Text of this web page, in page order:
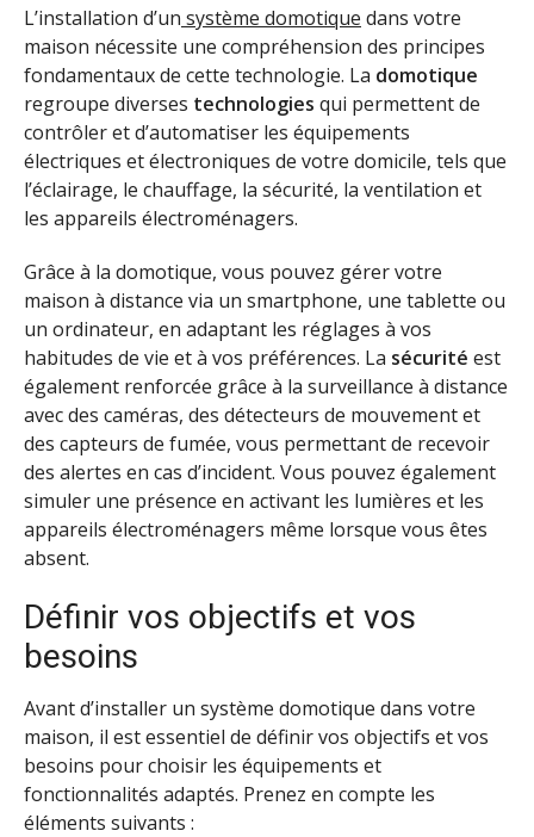
L’installation d’un système domotique dans votre
maison nécessite une compréhension des principes
fondamentaux de cette technologie. La domotique
regroupe diverses technologies qui permettent de
contrôler et d’automatiser les équipements
électriques et électroniques de votre domicile, tels que
l’éclairage, le chauffage, la sécurité, la ventilation et
les appareils électroménagers.
Grâce à la domotique, vous pouvez gérer votre
maison à distance via un smartphone, une tablette ou
un ordinateur, en adaptant les réglages à vos
habitudes de vie et à vos préférences. La sécurité est
également renforcée grâce à la surveillance à distance
avec des caméras, des détecteurs de mouvement et
des capteurs de fumée, vous permettant de recevoir
des alertes en cas d’incident. Vous pouvez également
simuler une présence en activant les lumières et les
appareils électroménagers même lorsque vous êtes
absent.
Définir vos objectifs et vos
besoins
Avant d’installer un système domotique dans votre
maison, il est essentiel de définir vos objectifs et vos
besoins pour choisir les équipements et
fonctionnalités adaptés. Prenez en compte les
éléments suivants :